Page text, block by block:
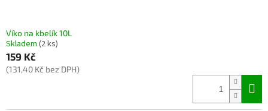
Víko na kbelík 10L
Skladem (2 ks)
159 Kč
(131,40 Kč bez DPH)